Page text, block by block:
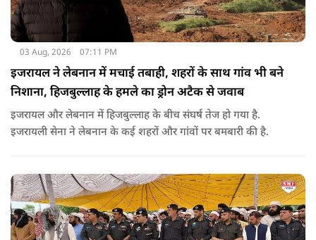
03 Aug, 2026 07:11 PM
इजरायल ने लेबनान में मचाई तबाही, शहरों के साथ गांव भी बने
निशाना, हिजबुल्लाह के हमले का ड्रोन अटैक से जवाब
इजरायल और लेबनान में हिजबुल्लाह के बीच संघर्ष तेज हो गया है.
इजरायली सेना ने लेबनान के कई शहरों और गांवों पर बमबारी की है.